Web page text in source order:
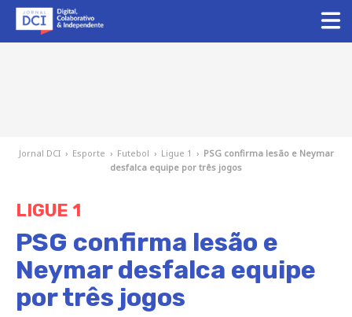
Jornal DCI › Esporte › Futebol › Ligue 1 › PSG confirma lesão e Neymar
desfalca equipe por três jogos
LIGUE 1
PSG confirma lesão e
Neymar desfalca equipe
por três jogos